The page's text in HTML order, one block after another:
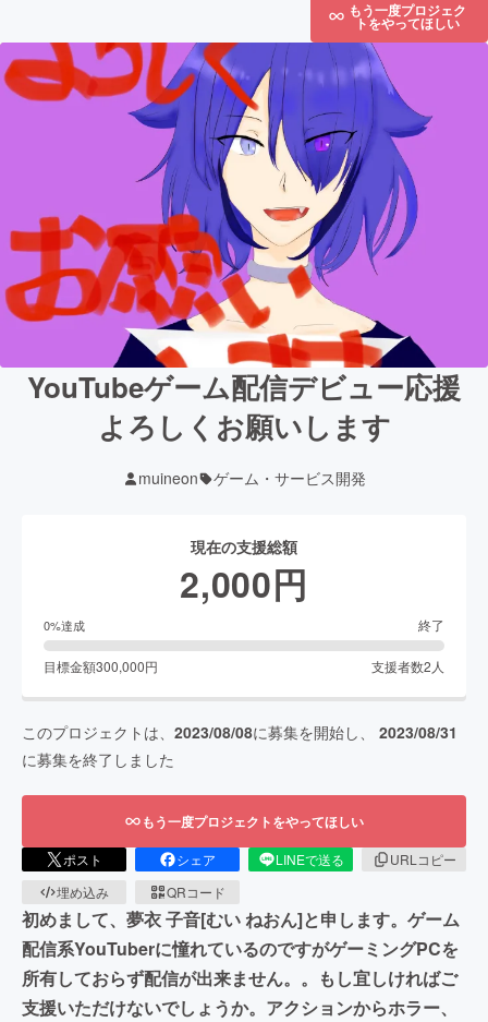
もう一度プロジェク
トをやってほしい
YouTubeゲーム配信デビュー応援
よろしくお願いします
muineon ゲーム・サービス開発
現在の支援総額
2,000円
0%達成 終了
目標金額300,000円 支援者数2人
このプロジェクトは、 2023/08/08に募集を開始し、 2023/08/31
に募集を終了しました
もう一度プロジェクトをやってほしい
ポスト シェア LINEで送る
URLコピー
埋め込み
QRコード
初めまして、夢衣 子音[むい ねおん]と申します。ゲーム
配信系YouTuberに憧れているのですがゲーミングPCを
所有しておらず配信が出来ません。。もし宜しければご
支援いただけないでしょうか。アクションからホラー、